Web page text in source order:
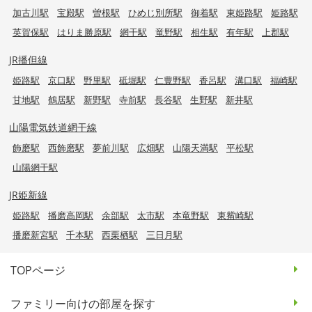
加古川駅
宝殿駅 曽根駅 ひめじ別所駅 御着駅 東姫路駅
姫路駅
英賀保駅
はりま勝原駅 網干駅 竜野駅 相生駅 有年駅 上郡駅
JR播但線
姫路駅 京口駅 野里駅 砥堀駅 仁豊野駅 香呂駅 溝口駅
福崎駅
甘地駅
鶴居駅 新野駅 寺前駅 長谷駅 生野駅 新井駅
山陽電気鉄道網干線
飾磨駅 西飾磨駅 夢前川駅 広畑駅 山陽天満駅
平松駅
山陽網干駅
JR姫新線
姫路駅 播磨高岡駅 余部駅 太市駅 本竜野駅
東觜崎駅
播磨新宮駅
千本駅 西栗栖駅 三日月駅
TOPページ
ファミリー向けの部屋を探す